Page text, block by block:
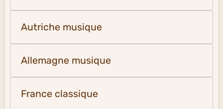
Autriche musique
Allemagne musique
France classique